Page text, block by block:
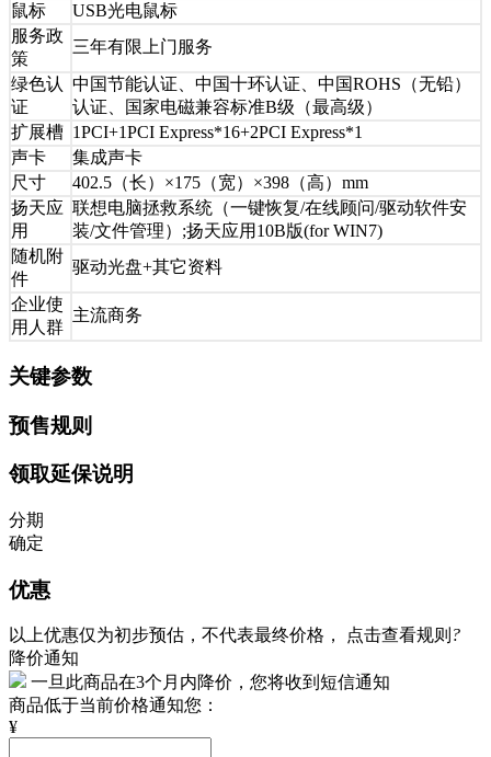
鼠标
USB光电鼠标
服务政
策
三年有限上门服务
绿色认
证
中国节能认证、中国十环认证、中国ROHS（无铅）
认证、国家电磁兼容标准B级（最高级）
扩展槽 1PCI+1PCI Express*16+2PCI Express*1
声卡
集成声卡
尺寸
402.5（长）×175（宽）×398（高）mm
扬天应
用
联想电脑拯救系统（一键恢复/在线顾问/驱动软件安
装/文件管理）;扬天应用10B版(for WIN7)
随机附
件
驱动光盘+其它资料
企业使
用人群
主流商务
关键参数
预售规则
领取延保说明
分期
确定
优惠
以上优惠仅为初步预估，不代表最终价格， 点击查看规则 ?
降价通知
一旦此商品在3个月内降价，您将收到短信通知
商品低于当前价格通知您：
¥